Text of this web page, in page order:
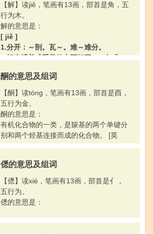
【解】读jiě，笔画有13画，部首是角，五
行为木。
解的意思是：
[ jiě ]
1.分开：～剖。瓦～。难～难分。
2.把束缚着或系着的东西打开：～扣儿。
3.解除：～职。～渴。～乏。
4.解释：～说。～答。注～。
5.了解；明白：令人不～。通俗易～。
6.解手：大～。小～。
7.代数方程式中未知数的值，例如
x+16=0，x=-16，-16就是x+16=0这个方
程的解。
～方程。
解送：押～。把犯人～到县里。
[ xiè ]
1.懂得；明白：～不开这个道理。
2.旧时指杂技表演的各种技艺，特指骑在
酮的意思及组词
【酮】读tóng，笔画有13画，部首是酉，
五行为金。
酮的意思是：
有机化合物的一类，是羰基的两个单键分
别和两个烃基连接而成的化合物。 [英
ketone]
僁的意思及组词
【僁】读xiè，笔画有13画，部首是亻，
五行为。
僁的意思是：